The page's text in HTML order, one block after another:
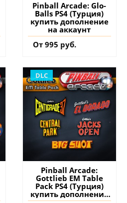
Pinball Arcade: Glo-
Balls PS4 (Турция)
купить дополнение
на аккаунт
От 995 руб.
DLC
Pinball Arcade:
Gottlieb EM Table
Pack PS4 (Турция)
купить дополнение